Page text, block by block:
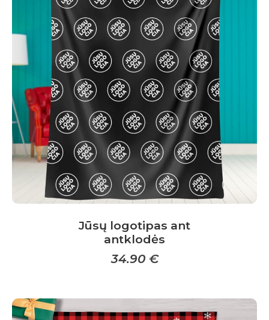
variants.
The
options
may
be
chosen
on
the
product
page
Jūsų logotipas ant
antklodės
34.90 €
has